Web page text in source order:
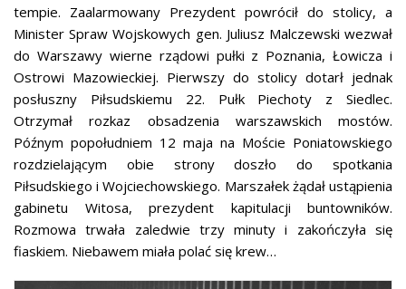
tempie. Zaalarmowany Prezydent powrócił do stolicy, a
Minister Spraw Wojskowych gen. Juliusz Malczewski wezwał
do Warszawy wierne rządowi pułki z Poznania, Łowicza i
Ostrowi Mazowieckiej. Pierwszy do stolicy dotarł jednak
posłuszny Piłsudskiemu 22. Pułk Piechoty z Siedlec.
Otrzymał rozkaz obsadzenia warszawskich mostów.
Późnym popołudniem 12 maja na Moście Poniatowskiego
rozdzielającym obie strony doszło do spotkania
Piłsudskiego i Wojciechowskiego. Marszałek żądał ustąpienia
gabinetu Witosa, prezydent kapitulacji buntowników.
Rozmowa trwała zaledwie trzy minuty i zakończyła się
fiaskiem. Niebawem miała polać się krew…